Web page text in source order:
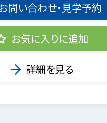
お問い合わせ・見学予約
お気に入りに追加
詳細を見る